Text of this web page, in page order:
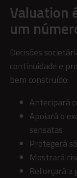
Valuation
um
Decisões
continuidade e
bem construído:
Antecipará
Apoiará o
sensatas
Protegerá
Mostrará
Reforçará a